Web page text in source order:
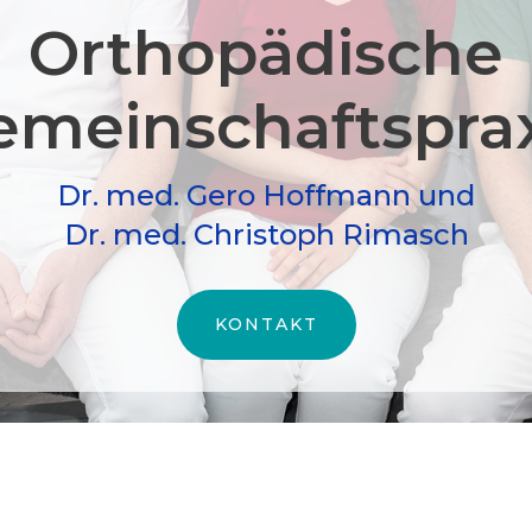
Orthopädische
Dr. med. Gero Hoffmann und
Dr. med. Christoph Rimasch
KONTAKT